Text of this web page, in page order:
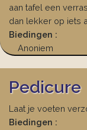
aan tafel een
dan lekker op iets
Biedingen :
Anoniem
Pedicure
Laat je voeten
Biedingen :